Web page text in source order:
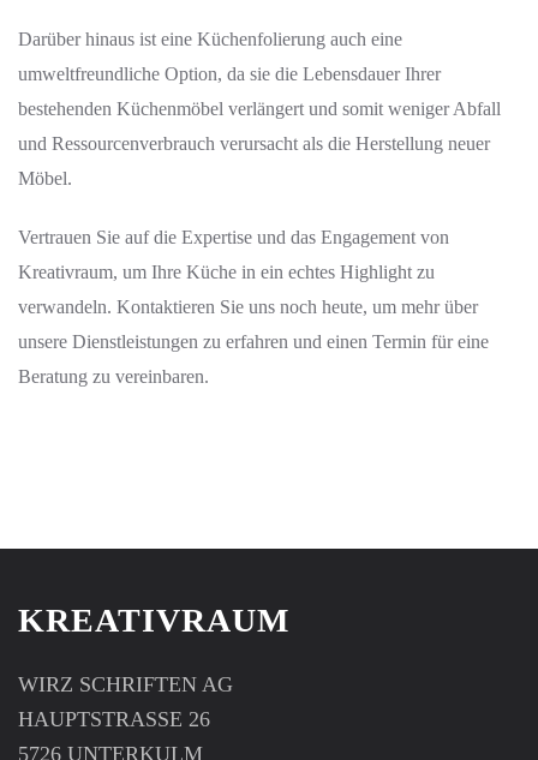
Darüber hinaus ist eine Küchenfolierung auch eine
umweltfreundliche Option, da sie die Lebensdauer Ihrer
bestehenden Küchenmöbel verlängert und somit weniger Abfall
und Ressourcenverbrauch verursacht als die Herstellung neuer
Möbel.
Vertrauen Sie auf die Expertise und das Engagement von
Kreativraum, um Ihre Küche in ein echtes Highlight zu
verwandeln. Kontaktieren Sie uns noch heute, um mehr über
unsere Dienstleistungen zu erfahren und einen Termin für eine
Beratung zu vereinbaren.
KREATIVRAUM
WIRZ SCHRIFTEN AG
HAUPTSTRASSE 26
5726 UNTERKULM